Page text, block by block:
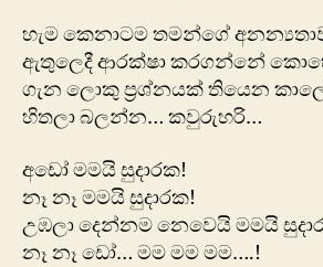
හැම කෙනාටම තමන්ගේ
ඇතුලෙදී ආරක්ෂා කරගන්නේ
ගැන ලොකු ප්‍රශ්නයක් තියෙන
හිතලා බලන්න… කවුරුහරි…
අ‍ඩෝ මමයි සුදාරක!
නෑ නෑ මමයි සුදාරක!
උඹලා දෙන්නම නෙවෙයි මමයි
නෑ නෑ ඩෝ… මම මම මම….!